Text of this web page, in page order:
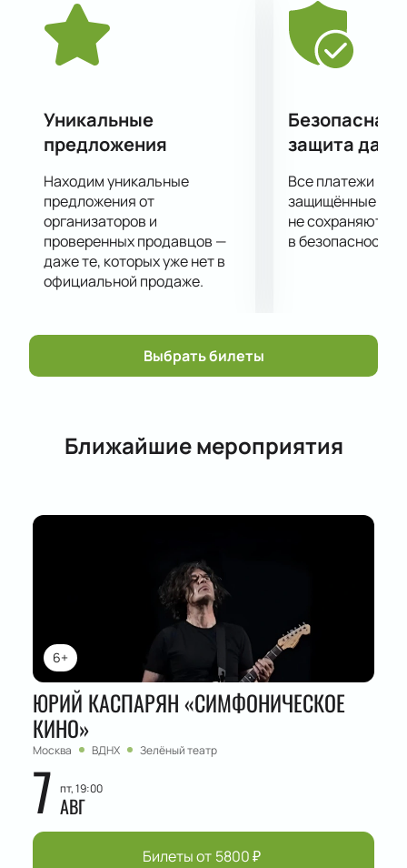
отличная «перезагрузка», повод сделать хорошее
настроение просто отличным, а также приобрести
яркие новые впечатления от современного
Уникальные
предложения
Находим уникальные
предложения от
организаторов и
проверенных продавцов —
даже те, которых уже нет в
официальной продаже.
Безопасная
защита
Все платежи
защищённые
не сохраняются
в безопасности.
Выбрать билеты
Ближайшие мероприятия
6+
ЮРИЙ КАСПАРЯН «СИМФОНИЧЕСКОЕ
КИНО»
Москва ВДНХ Зелёный театр
7 пт, 19:00
АВГ
Билеты от 5800₽